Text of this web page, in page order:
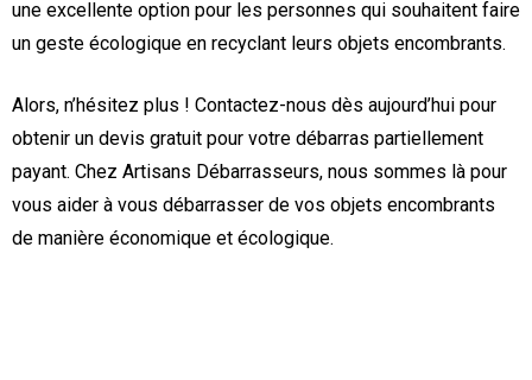
une excellente option pour les personnes qui souhaitent faire
un geste écologique en recyclant leurs objets encombrants.
Alors, n’hésitez plus ! Contactez-nous dès aujourd’hui pour
obtenir un devis gratuit pour votre débarras partiellement
payant. Chez Artisans Débarrasseurs, nous sommes là pour
vous aider à vous débarrasser de vos objets encombrants
de manière économique et écologique.